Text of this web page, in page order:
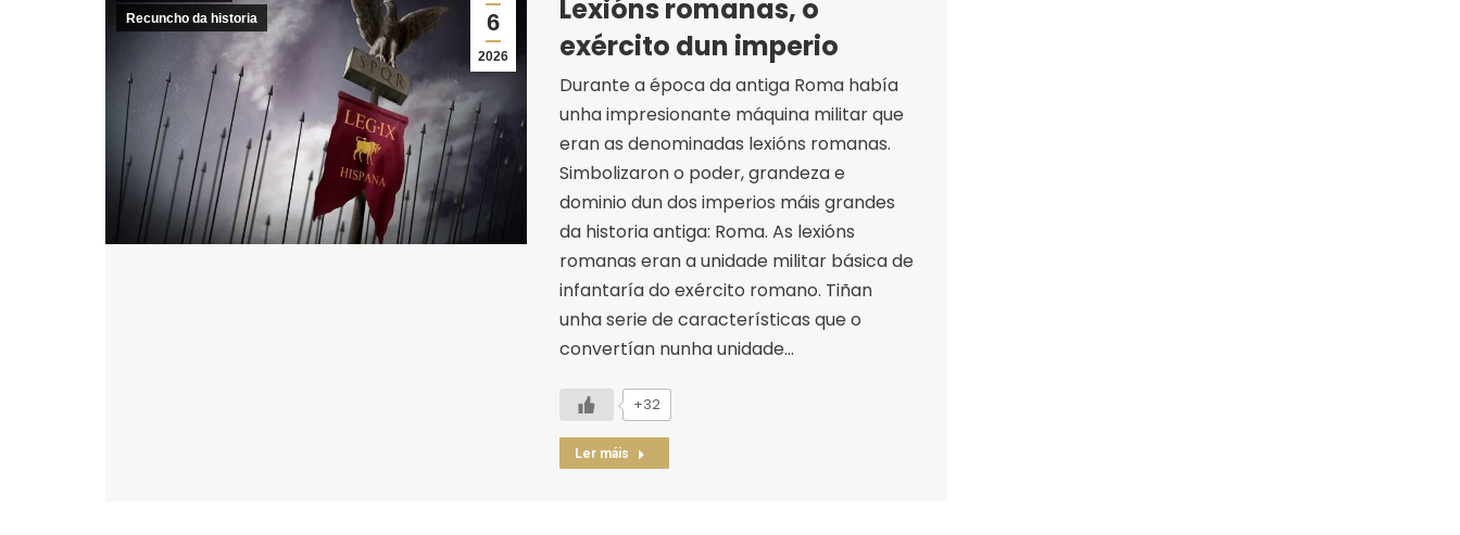
6
2026
Recuncho da historia
Lexións romanas, o
exército dun imperio
Durante a época da antiga Roma había
unha impresionante máquina militar que
eran as denominadas lexións romanas.
Simbolizaron o poder, grandeza e
dominio dun dos imperios máis grandes
da historia antiga: Roma. As lexións
romanas eran a unidade militar básica de
infantaría do exército romano. Tiñan
unha serie de características que o
convertían nunha unidade…
+32
Ler máis